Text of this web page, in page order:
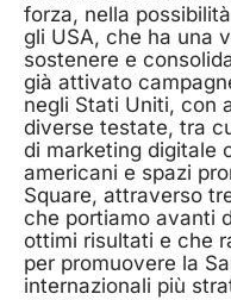
forza, nella
gli USA, che ha una
sostenere e
già attivato
negli Stati Uniti, con
diverse testate, tra
di marketing digitale
americani e spazi
Square, attraverso
che portiamo avanti
ottimi risultati e che
per promuovere la
internazionali più